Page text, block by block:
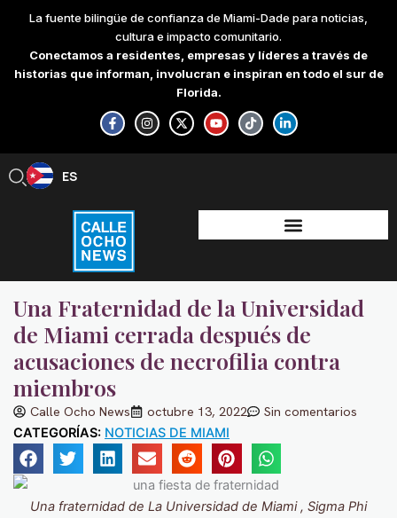
content
La fuente bilingüe de confianza de Miami-Dade para noticias,
cultura e impacto comunitario.
Conectamos a residentes, empresas y líderes a través de
historias que informan, involucran e inspiran en todo el sur de
Florida.
F
a
c
e
-
f
I
n
s
t
X
-
t
w
Y
o
u
t
T
i
k
t
L
i
n
k
-
i
n
ES
EN
Una Fraternidad de la Universidad
de Miami cerrada después de
acusaciones de necrofilia contra
miembros
Calle Ocho News octubre 13, 2022 Sin comentarios
CATEGORÍAS: NOTICIAS DE MIAMI
Una fraternidad de La Universidad de Miami , Sigma Phi